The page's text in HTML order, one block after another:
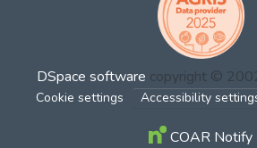
DSpace software copyright ©
Cookie settings Accessibility
COAR Notify